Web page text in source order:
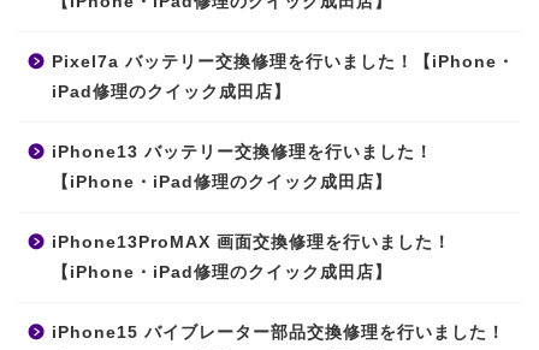
Pixel7a バッテリー交換修理を行いました！【iPhone・
iPad修理のクイック成田店】
iPhone13 バッテリー交換修理を行いました！
【iPhone・iPad修理のクイック成田店】
iPhone13ProMAX 画面交換修理を行いました！
【iPhone・iPad修理のクイック成田店】
iPhone15 バイブレーター部品交換修理を行いました！